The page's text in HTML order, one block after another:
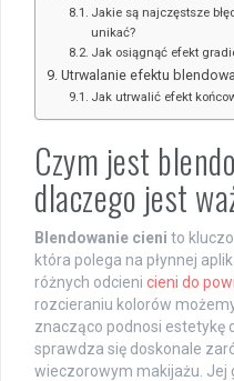
Jakie są najczęstsze
unikać?
Jak osiągnąć efekt
Utrwalanie efektu
Jak utrwalić efekt
Czym jest
dlaczego jest
Blendowanie cieni to
która polega na płynnej
różnych odcieni cieni do
rozcieraniu kolorów
znacząco podnosi estetykę
sprawdza się doskonale
wieczorowym makijażu. Jej